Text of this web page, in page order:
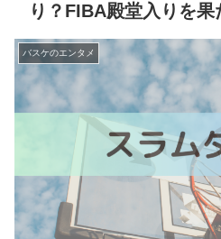
り？FIBA殿堂入りを果
バスケのエンタメ